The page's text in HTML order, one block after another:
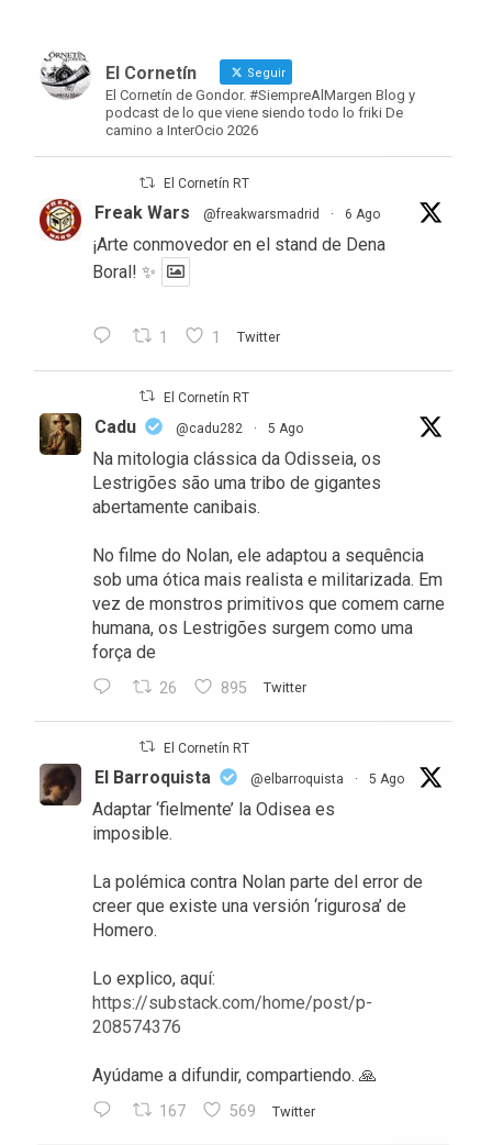
El Cornetín Seguir
El Cornetín de Gondor. #SiempreAlMargen Blog y
podcast de lo que viene siendo todo lo friki De
camino a InterOcio 2026
El Cornetín RT
Freak Wars @freakwarsmadrid · 6 Ago
¡Arte conmovedor en el stand de Dena
Boral! ✨
1 1 Twitter
El Cornetín RT
Cadu @cadu282 · 5 Ago
Na mitologia clássica da Odisseia, os
Lestrigões são uma tribo de gigantes
abertamente canibais.
No filme do Nolan, ele adaptou a sequência
sob uma ótica mais realista e militarizada. Em
vez de monstros primitivos que comem carne
humana, os Lestrigões surgem como uma
força de
26 895 Twitter
El Cornetín RT
El Barroquista @elbarroquista · 5 Ago
Adaptar ‘fielmente’ la Odisea es
imposible.
La polémica contra Nolan parte del error de
creer que existe una versión ‘rigurosa’ de
Homero.
Lo explico, aquí:
https://substack.com/home/post/p-
208574376
Ayúdame a difundir, compartiendo. 🙏
167 569 Twitter